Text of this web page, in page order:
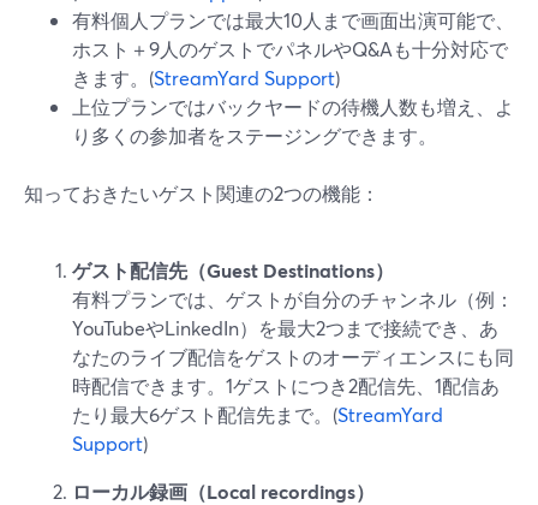
有料個人プランでは最大10人まで画面出演可能で、
ホスト＋9人のゲストでパネルやQ&Aも十分対応で
きます。(StreamYard Support)
上位プランではバックヤードの待機人数も増え、よ
り多くの参加者をステージングできます。
知っておきたいゲスト関連の2つの機能：
ゲスト配信先（Guest Destinations）
有料プランでは、ゲストが自分のチャンネル（例：
YouTubeやLinkedIn）を最大2つまで接続でき、あ
なたのライブ配信をゲストのオーディエンスにも同
時配信できます。1ゲストにつき2配信先、1配信あ
たり最大6ゲスト配信先まで。(StreamYard
Support)
ローカル録画（Local recordings）